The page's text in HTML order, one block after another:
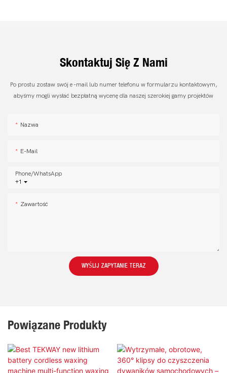
Skontaktuj Się Z Nami
Po prostu zostaw swój e -mail lub numer telefonu w formularzu kontaktowym,
abyśmy mogli wysłać bezpłatną wycenę dla naszej szerokiej gamy projektów
Nazwa
E-Mail
+1
Phone/whatsApp
Zawartość
WYŚLIJ ZAPYTANIE TERAZ
Powiązane Produkty